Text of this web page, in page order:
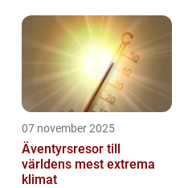
07 november 2025
Äventyrsresor till
världens mest extrema
klimat